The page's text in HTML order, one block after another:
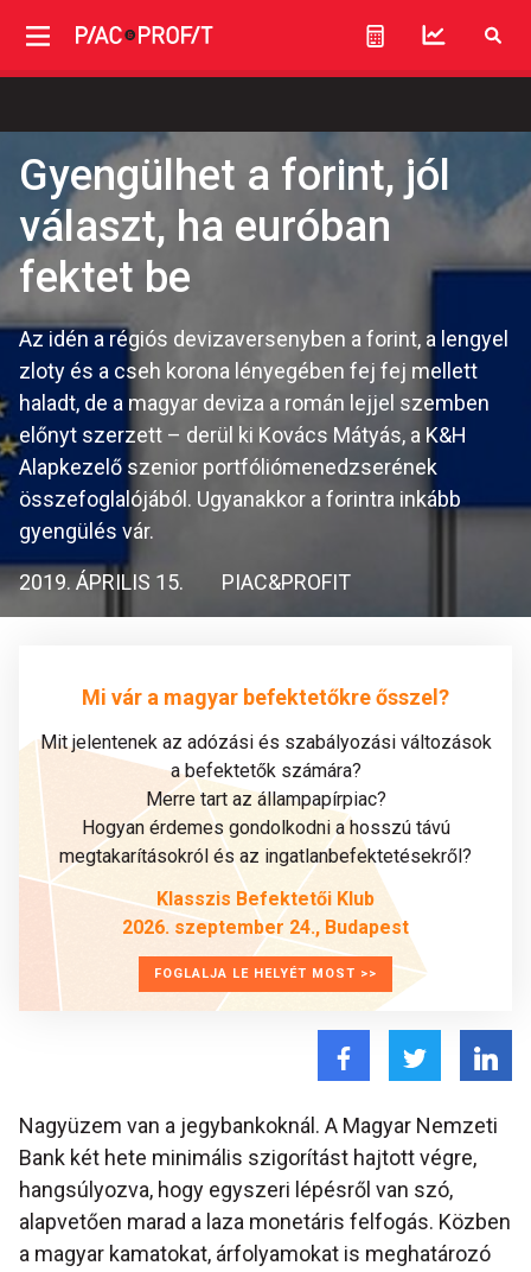
Gyengülhet a forint, jól
választ, ha euróban
fektet be
Az idén a régiós devizaversenyben a forint, a lengyel
zloty és a cseh korona lényegében fej fej mellett
haladt, de a magyar deviza a román lejjel szemben
előnyt szerzett – derül ki Kovács Mátyás, a K&H
Alapkezelő szenior portfóliómenedzserének
összefoglalójából. Ugyanakkor a forintra inkább
gyengülés vár.
2019. ÁPRILIS 15. PIAC&PROFIT
Mi vár a magyar befektetőkre ősszel?
Mit jelentenek az adózási és szabályozási változások
a befektetők számára?
Merre tart az állampapírpiac?
Hogyan érdemes gondolkodni a hosszú távú
megtakarításokról és az ingatlanbefektetésekről?
Klasszis Befektetői Klub
2026. szeptember 24., Budapest
FOGLALJA LE HELYÉT MOST >>
Nagyüzem van a jegybankoknál. A Magyar Nemzeti
Bank két hete minimális szigorítást hajtott végre,
hangsúlyozva, hogy egyszeri lépésről van szó,
alapvetően marad a laza monetáris felfogás. Közben
a magyar kamatokat, árfolyamokat is meghatározó